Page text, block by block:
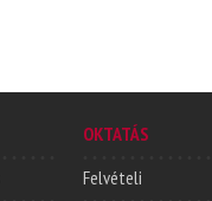
OKTATÁS
Felvételi